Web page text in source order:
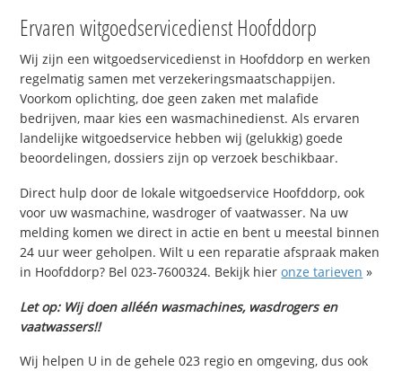
Ervaren witgoedservicedienst Hoofddorp
Wij zijn een witgoedservicedienst in Hoofddorp en werken
regelmatig samen met verzekeringsmaatschappijen.
Voorkom oplichting, doe geen zaken met malafide
bedrijven, maar kies een wasmachinedienst. Als ervaren
landelijke witgoedservice hebben wij (gelukkig) goede
beoordelingen, dossiers zijn op verzoek beschikbaar.
Direct hulp door de lokale witgoedservice Hoofddorp, ook
voor uw wasmachine, wasdroger of vaatwasser. Na uw
melding komen we direct in actie en bent u meestal binnen
24 uur weer geholpen. Wilt u een reparatie afspraak maken
in Hoofddorp? Bel 023-7600324. Bekijk hieronze tarieven »
Let op: Wij doen alléén wasmachines, wasdrogers en
vaatwassers!!
Wij helpen U in de gehele 023 regio en omgeving, dus ook